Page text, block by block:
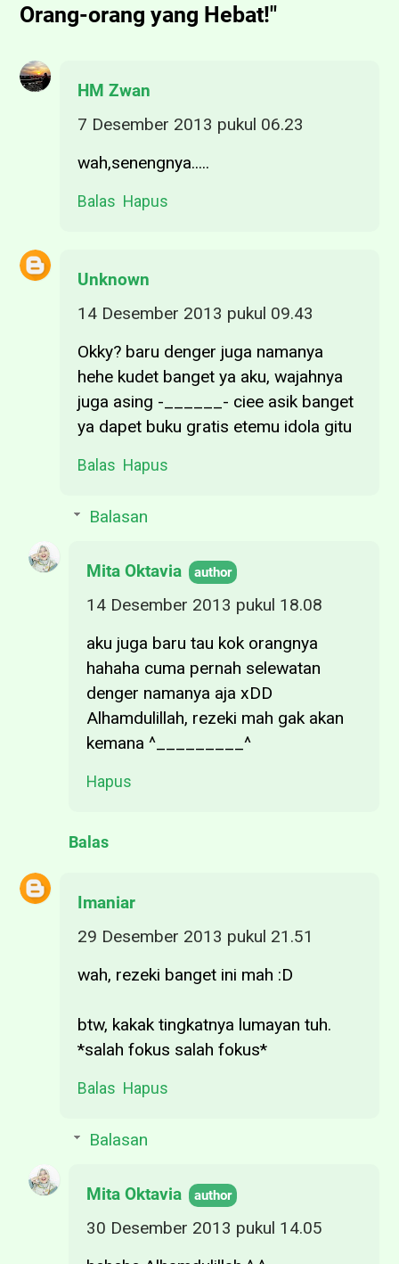
Orang-orang yang Hebat!"
HM Zwan
7 Desember 2013 pukul 06.23
wah,senengnya.....
Balas Hapus
Unknown
14 Desember 2013 pukul 09.43
Okky? baru denger juga namanya
hehe kudet banget ya aku, wajahnya
juga asing -______- ciee asik banget
ya dapet buku gratis etemu idola gitu
Balas Hapus
Balasan
Mita Oktavia
14 Desember 2013 pukul 18.08
aku juga baru tau kok orangnya
hahaha cuma pernah selewatan
denger namanya aja xDD
Alhamdulillah, rezeki mah gak akan
kemana ^_________^
Hapus
Balas
Imaniar
29 Desember 2013 pukul 21.51
wah, rezeki banget ini mah :D
btw, kakak tingkatnya lumayan tuh.
*salah fokus salah fokus*
Balas Hapus
Balasan
Mita Oktavia
30 Desember 2013 pukul 14.05